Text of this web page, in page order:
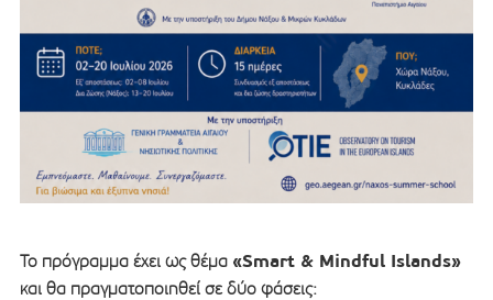
Το πρόγραμμα έχει ως θέμα «Smart & Mindful Islands»
και θα πραγματοποιηθεί σε δύο φάσεις: